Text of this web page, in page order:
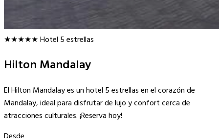
★★★★★Hotel 5 estrellas
Hilton Mandalay
El Hilton Mandalay es un hotel 5 estrellas en el corazón de
Mandalay, ideal para disfrutar de lujo y confort cerca de
atracciones culturales. ¡Reserva hoy!